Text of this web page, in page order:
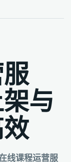
与
线课程运营服